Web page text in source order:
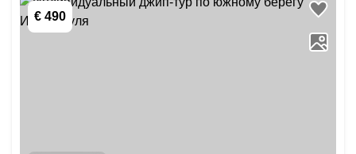
€ 490